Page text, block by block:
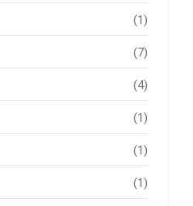
(1)
(7)
(4)
(1)
(1)
(1)